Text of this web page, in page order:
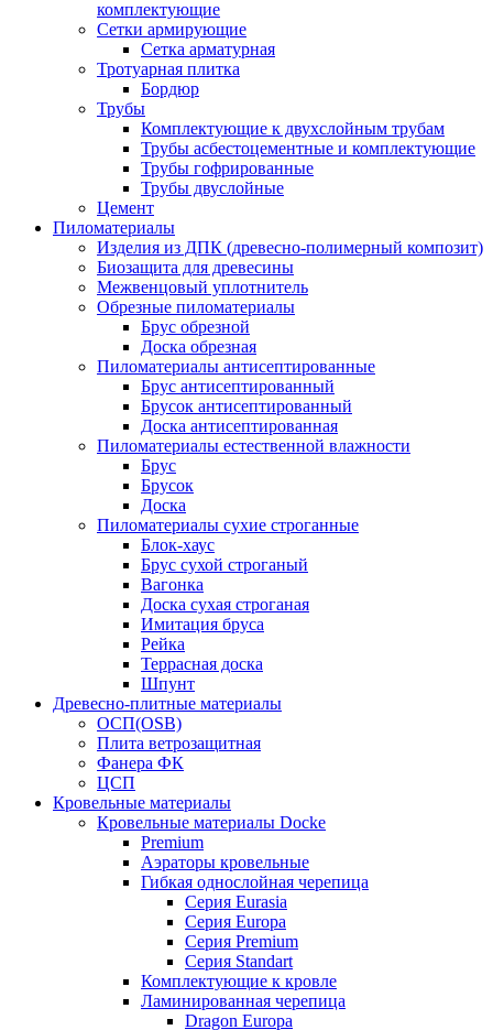
комплектующие
Сетки армирующие
Сетка арматурная
Тротуарная плитка
Бордюр
Трубы
Комплектующие к двухслойным трубам
Трубы асбестоцементные и комплектующие
Трубы гофрированные
Трубы двуслойные
Цемент
Пиломатериалы
Изделия из ДПК (древесно-полимерный композит)
Биозащита для древесины
Межвенцовый уплотнитель
Обрезные пиломатериалы
Брус обрезной
Доска обрезная
Пиломатериалы антисептированные
Брус антисептированный
Брусок антисептированный
Доска антисептированная
Пиломатериалы естественной влажности
Брус
Брусок
Доска
Пиломатериалы сухие строганные
Блок-хаус
Брус сухой строганый
Вагонка
Доска сухая строганая
Имитация бруса
Рейка
Террасная доска
Шпунт
Древесно-плитные материалы
ОСП(OSB)
Плита ветрозащитная
Фанера ФК
ЦСП
Кровельные материалы
Кровельные материалы Docke
Premium
Аэраторы кровельные
Гибкая однослойная черепица
Серия Eurasia
Серия Europa
Серия Premium
Серия Standart
Комплектующие к кровле
Ламинированная черепица
Dragon Europa